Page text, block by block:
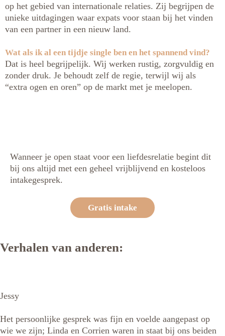
op het gebied van internationale relaties. Zij begrijpen de
unieke uitdagingen waar expats voor staan bij het vinden
van een partner in een nieuw land.
Wat als ik al een tijdje single ben en het spannend vind?
Dat is heel begrijpelijk. Wij werken rustig, zorgvuldig en
zonder druk. Je behoudt zelf de regie, terwijl wij als
“extra ogen en oren” op de markt met je meelopen.
Wanneer je open staat voor een liefdesrelatie begint dit
bij ons altijd met een geheel vrijblijvend en kosteloos
intakegesprek.
Gratis intake
Verhalen van anderen:
Jessy
Het persoonlijke gesprek was fijn en voelde aangepast op
wie we zijn; Linda en Corrien waren in staat bij ons beiden